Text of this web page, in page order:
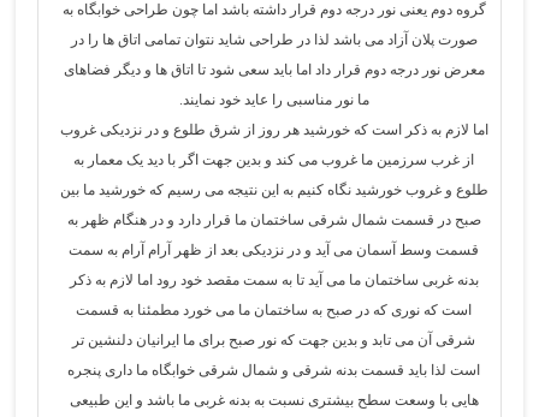
گروه دوم یعنی نور درجه دوم قرار داشته باشد اما چون طراحی خوابگاه به
صورت پلان آزاد می باشد لذا در طراحی شاید نتوان تمامی اتاق ها را در
معرض نور درجه دوم قرار داد اما باید سعی شود تا اتاق ها و دیگر فضاهای
ما نور مناسبی را عاید خود نمایند.
اما لازم به ذکر است که خورشید هر روز از شرق طلوع و در نزدیکی غروب
از غرب سرزمین ما غروب می کند و بدین جهت اگر با دید یک معمار به
طلوع و غروب خورشید نگاه کنیم به این نتیجه می رسیم که خورشید ما بین
صبح در قسمت شمال شرقی ساختمان ما قرار دارد و در هنگام ظهر به
قسمت وسط آسمان می آید و در نزدیکی بعد از ظهر آرام آرام به سمت
بدنه غربی ساختمان ما می آید تا به سمت مقصد خود رود اما لازم به ذکر
است که نوری که در صبح به ساختمان ما می خورد مطمئنا به قسمت
شرقی آن می تابد و بدین جهت که نور صبح برای ما ایرانیان دلنشین تر
است لذا باید قسمت بدنه شرقی و شمال شرقی خوابگاه ما داری پنجره
هایی با وسعت سطح بیشتری نسبت به بدنه غربی ما باشد و این طبیعی